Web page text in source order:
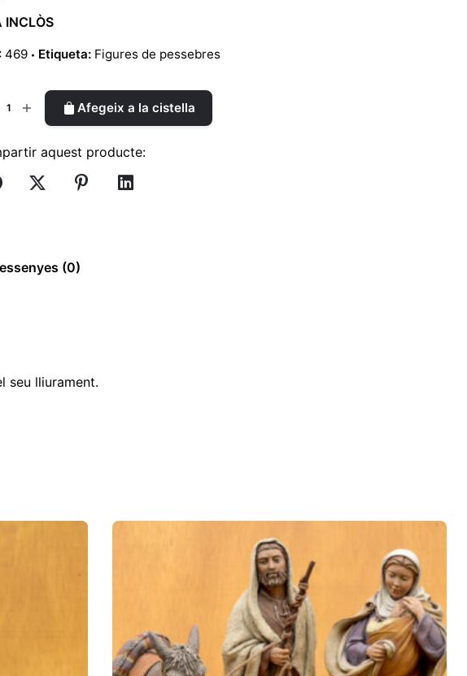
INCLÒS
469 Etiqueta: Figures de pessebres
Afegeix a la cistella
aquest producte:
(0)
seu lliurament.